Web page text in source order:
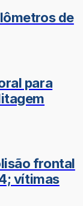
de
para
frontal
vítimas